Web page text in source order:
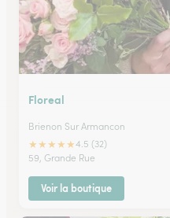
Floreal
Brienon Sur Armancon
★★★★★4.5 (32)
59, Grande Rue
Voir la boutique